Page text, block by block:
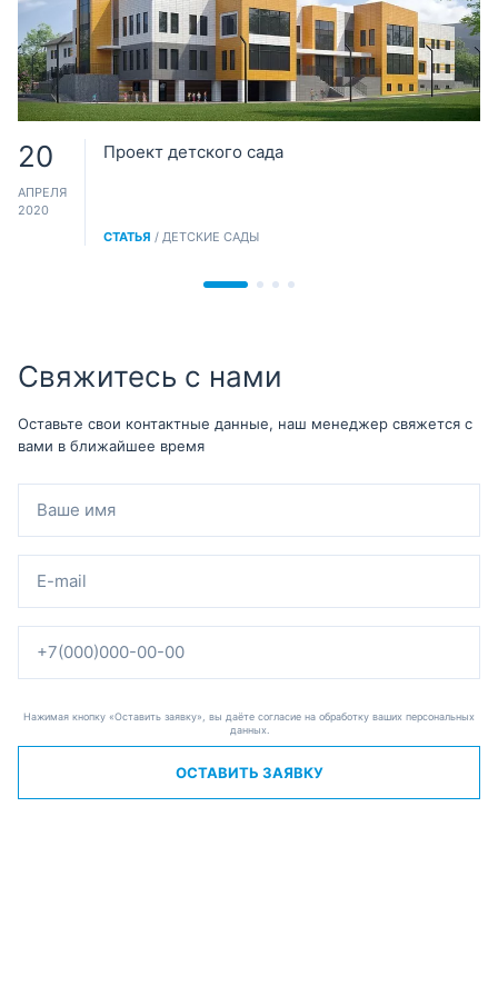
20
АПРЕЛЯ
2020
Проект детского сада
СТАТЬЯ / ДЕТСКИЕ САДЫ
Свяжитесь с нами
Оставьте свои контактные данные, наш менеджер свяжется с
вами в ближайшее время
Нажимая кнопку «Оставить заявку», вы даёте согласие на обработку ваших персональных
данных.
ОСТАВИТЬ ЗАЯВКУ